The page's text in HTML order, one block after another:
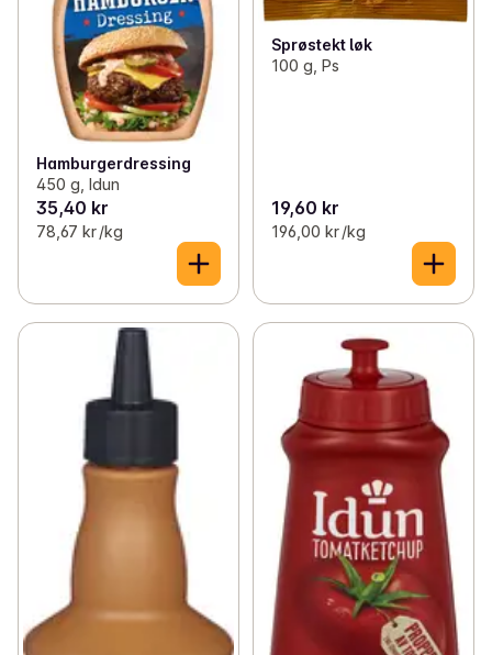
Hamburgerdressing
450 g, Idun
35,40 kr
78,67 kr /kg
Sprøstekt løk
100 g, Ps
19,60 kr
196,00 kr /kg